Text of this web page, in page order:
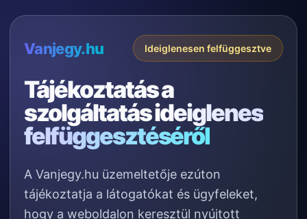
Vanjegy.hu Ideiglenesen felfüggesztve
Tájékoztatás a
szolgáltatásideiglenes
felfüggesztéséről
A Vanjegy.hu üzemeltetője ezúton
tájékoztatja a látogatókat és ügyfeleket,
hogy a weboldalon keresztül nyújtott